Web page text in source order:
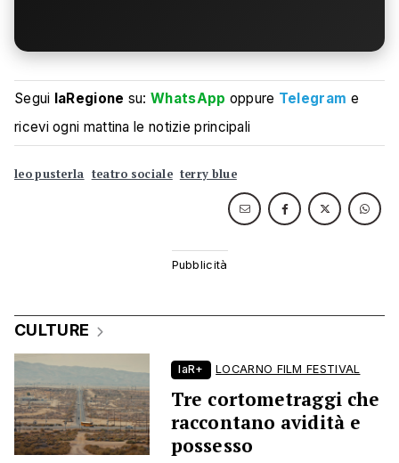
Segui laRegione su:WhatsApp oppure Telegram e
ricevi ogni mattina le notizie principali
leo pusterla teatro sociale terry blue
CULTURE
laR+ LOCARNO FILM FESTIVAL
Tre cortometraggi che
raccontano avidità e
possesso